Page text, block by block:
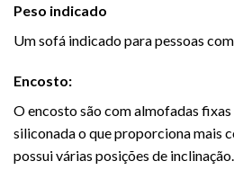
Peso indicado
Um sofá indicado para pessoas
Encosto:
O encosto são com almofadas
siliconada o que proporciona mais
possui várias posições de inclinação.